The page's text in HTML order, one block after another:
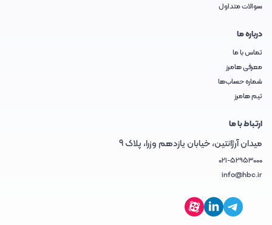
سوالات متداول
درباره ما
تماس با ما
معرفی هامرز
شماره حساب‌ها
تیم هامرز
ارتباط با ما
میدان آرژانتین، خیابان یازدهم وزرا، پلاک 9
021-52953000
info@hbc.ir